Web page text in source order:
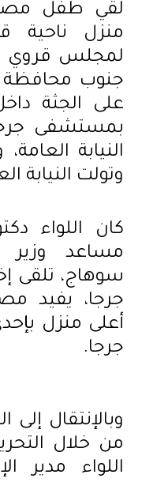
لقي طفل
منزل ناحية
لمجلس قروي
جنوب محافظة
على الجثة
بمستشفى
النيابة
وتولت النيابة
كان اللواء
مساعد وزير
سوهاج، تلقى
جرجا،
أعلى منزل
جرجا.
وبالإنتقال
من خلال
اللواء مدير